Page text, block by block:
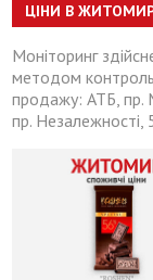
ЦІНИ В
Моніторинг
методом
продажу: АТБ, пр.
пр. Незалежності,